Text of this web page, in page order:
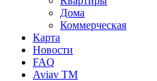
Дома
Коммерческая
Карта
Новости
FAQ
Aviav TM